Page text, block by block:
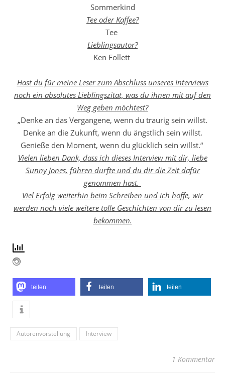
Sommerkind
Tee oder Kaffee?
Tee
Lieblingsautor?
Ken Follett
Hast du für meine Leser zum Abschluss unseres Interviews
noch ein absolutes Lieblingszitat, was du ihnen mit auf den
Weg geben möchtest?
„Denke an das Vergangene, wenn du traurig sein willst.
Denke an die Zukunft, wenn du ängstlich sein willst.
Genieße den Moment, wenn du glücklich sein willst.“
Vielen lieben Dank, dass ich dieses Interview mit dir, liebe
Sunny Jones, führen durfte und du dir die Zeit dafür
genommen hast.
Viel Erfolg weiterhin beim Schreiben und ich hoffe, wir
werden noch viele weitere tolle Geschichten von dir zu lesen
bekommen.
teilen teilen teilen
Autorenvorstellung Interview
1 Kommentar